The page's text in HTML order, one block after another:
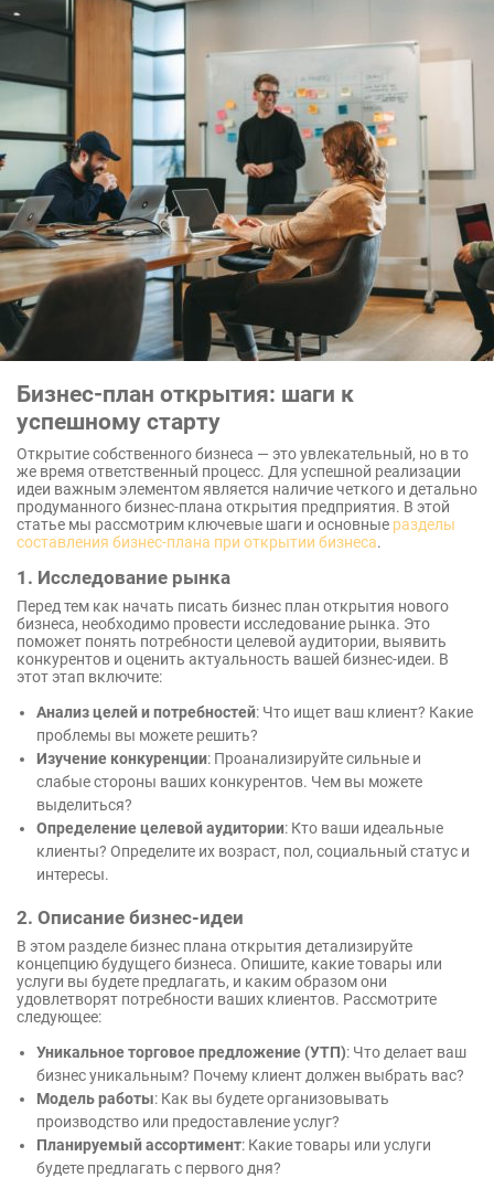
Бизнес-план открытия: шаги к
успешному старту
Открытие собственного бизнеса — это увлекательный, но в то
же время ответственный процесс. Для успешной реализации
идеи важным элементом является наличие четкого и детально
продуманного бизнес-плана открытия предприятия. В этой
статье мы рассмотрим ключевые шаги и основные разделы
составления бизнес-плана при открытии бизнеса.
1. Исследование рынка
Перед тем как начать писать бизнес план открытия нового
бизнеса, необходимо провести исследование рынка. Это
поможет понять потребности целевой аудитории, выявить
конкурентов и оценить актуальность вашей бизнес-идеи. В
этот этап включите:
Анализ целей и потребностей: Что ищет ваш клиент? Какие
проблемы вы можете решить?
Изучение конкуренции: Проанализируйте сильные и
слабые стороны ваших конкурентов. Чем вы можете
выделиться?
Определение целевой аудитории: Кто ваши идеальные
клиенты? Определите их возраст, пол, социальный статус и
интересы.
2. Описание бизнес-идеи
В этом разделе бизнес плана открытия детализируйте
концепцию будущего бизнеса. Опишите, какие товары или
услуги вы будете предлагать, и каким образом они
удовлетворят потребности ваших клиентов. Рассмотрите
следующее:
Уникальное торговое предложение (УТП): Что делает ваш
бизнес уникальным? Почему клиент должен выбрать вас?
Модель работы: Как вы будете организовывать
производство или предоставление услуг?
Планируемый ассортимент: Какие товары или услуги
будете предлагать с первого дня?